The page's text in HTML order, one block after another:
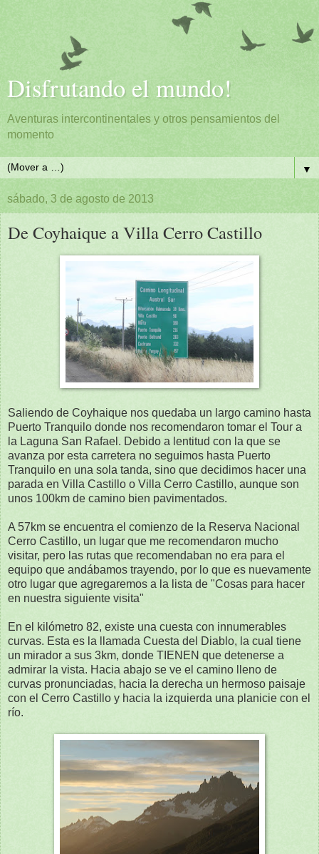
Disfrutando el mundo!
Aventuras intercontinentales y otros pensamientos del
momento
▼
sábado, 3 de agosto de 2013
De Coyhaique a Villa Cerro Castillo
Saliendo de Coyhaique nos quedaba un largo camino hasta
Puerto Tranquilo donde nos recomendaron tomar el Tour a
la Laguna San Rafael. Debido a lentitud con la que se
avanza por esta carretera no seguimos hasta Puerto
Tranquilo en una sola tanda, sino que decidimos hacer una
parada en Villa Castillo o Villa Cerro Castillo, aunque son
unos 100km de camino bien pavimentados.
A 57km se encuentra el comienzo de la Reserva Nacional
Cerro Castillo, un lugar que me recomendaron mucho
visitar, pero las rutas que recomendaban no era para el
equipo que andábamos trayendo, por lo que es nuevamente
otro lugar que agregaremos a la lista de "Cosas para hacer
en nuestra siguiente visita"
En el kilómetro 82, existe una cuesta con innumerables
curvas. Esta es la llamada Cuesta del Diablo, la cual tiene
un mirador a sus 3km, donde TIENEN que detenerse a
admirar la vista. Hacia abajo se ve el camino lleno de
curvas pronunciadas, hacia la derecha un hermoso paisaje
con el Cerro Castillo y hacia la izquierda una planicie con el
río.